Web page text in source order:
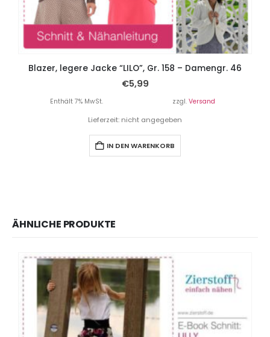
Blazer, legere Jacke “LILO”, Gr. 158 – Damengr. 46
€5,99
Enthält 7% MwSt. zzgl. Versand
Lieferzeit: nicht angegeben
IN DEN WARENKORB
ÄHNLICHE PRODUKTE